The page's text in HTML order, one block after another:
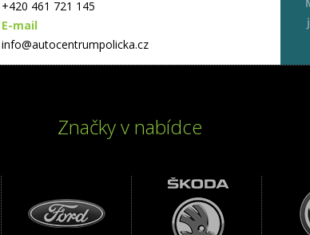
+420 461 721 145
E-mail
info@autocentrumpolicka.cz
Značky v nabídce